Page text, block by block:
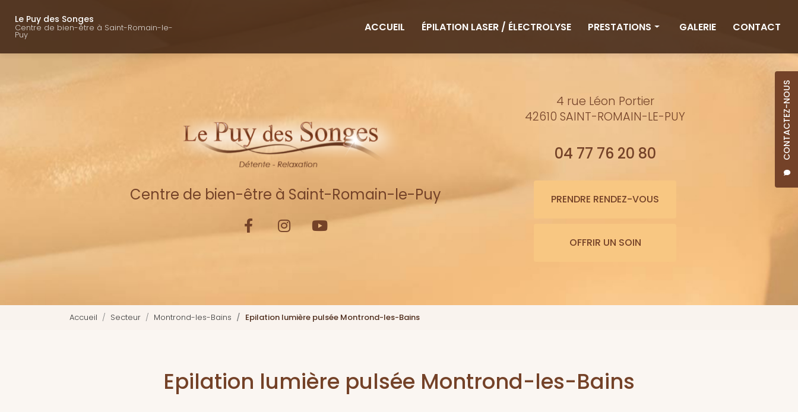
contenu
Le Puy des Songes
Centre de bien-être à Saint-Romain-le-
Puy
CONTACTEZ-NOUS
ACCUEIL
ÉPILATION LASER / ÉLECTROLYSE PRESTATIONS
Minceur
Bienfaits de l'eau
GALERIE CONTACT
Centre de bien-être à Saint-Romain-le-Puy
4 rue Léon Portier
42610 SAINT-ROMAIN-LE-PUY
04 77 76 20 80
PRENDRE RENDEZ-VOUS
OFFRIR UN SOIN
Accueil Secteur Montrond-les-Bains Epilation lumière pulsée Montrond-les-Bains
Epilation lumière pulsée Montrond-les-Bains